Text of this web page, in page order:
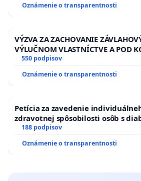
ĎUMBIERSKEJ/MAGU
Oznámenie o transparentnosti
VÝZVA ZA ZACHOVANIE
VÝLUČNOM VLASTNÍCTVE A POD
SLOVENSKEJ REPUBLIKY & žiadosť
kanálov na Slovensku
550 podpisov
Oznámenie o transparentnosti
Petícia za zavedenie
zdravotnej spôsobilosti osôb s
pri prijímaní do Policajného zboru
188 podpisov
Oznámenie o transparentnosti